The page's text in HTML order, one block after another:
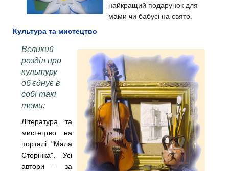
найкращий подарунок для
мами чи бабусі на свято.
Культура та мистецтво
Великий
розділ про
культуру
об'єднує в
собі такі
теми:
Література та
мистецтво на
порталі "Мала
Сторінка". Усі
автори – за